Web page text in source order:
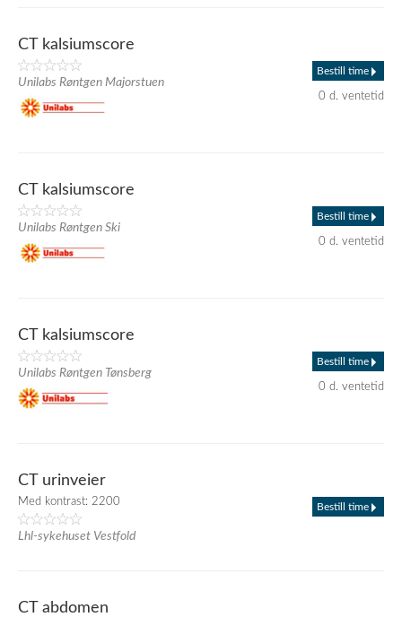
CT kalsiumscore
Unilabs Røntgen Majorstuen
Bestill time
0 d. ventetid
CT kalsiumscore
Unilabs Røntgen Ski
Bestill time
0 d. ventetid
CT kalsiumscore
Unilabs Røntgen Tønsberg
Bestill time
0 d. ventetid
CT urinveier
Med kontrast: 2200
Lhl-sykehuset Vestfold
Bestill time
CT abdomen